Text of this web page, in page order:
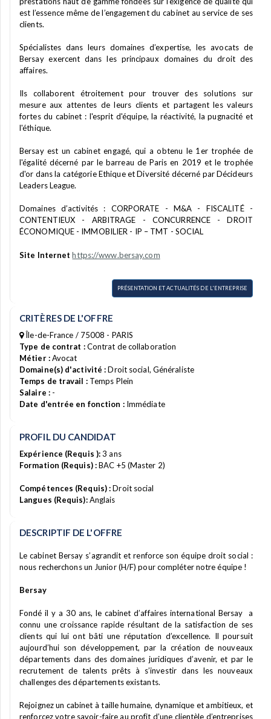
est l’essence même de l’engagement du cabinet au service de ses
clients.
Spécialistes dans leurs domaines d’expertise, les avocats de
Bersay exercent dans les principaux domaines du droit des
affaires.
Ils collaborent étroitement pour trouver des solutions sur
mesure aux attentes de leurs clients et partagent les valeurs
fortes du cabinet : l'esprit d'équipe, la réactivité, la pugnacité et
l'éthique.
Bersay est un cabinet engagé, qui a obtenu le 1er trophée de
l'égalité décerné par le barreau de Paris en 2019 et le trophée
d'or dans la catégorie Ethique et Diversité décerné par Décideurs
Leaders League.
Domaines d’activités : CORPORATE - M&A - FISCALITÉ -
CONTENTIEUX - ARBITRAGE - CONCURRENCE - DROIT
ÉCONOMIQUE - IMMOBILIER - IP – TMT - SOCIAL
Site Internet https://www.bersay.com
PRÉSENTATION ET ACTUALITÉS DE L'ENTREPRISE
CRITÈRES DE L'OFFRE
Île-de-France / 75008 - PARIS
Type de contrat :Contrat de collaboration
Métier :Avocat
Domaine(s) d'activité :Droit social, Généraliste
Temps de travail :Temps Plein
Salaire :-
Date d'entrée en fonction :Immédiate
PROFIL DU CANDIDAT
Expérience (Requis ):3 ans
Formation (Requis) :BAC +5 (Master 2)
Compétences (Requis) :Droit social
Langues (Requis):Anglais
DESCRIPTIF DE L'OFFRE
Le cabinet Bersay s’agrandit et renforce son équipe droit social :
nous recherchons un Junior (H/F) pour compléter notre équipe !
Bersay
Fondé il y a 30 ans, le cabinet d’affaires international Bersay a
connu une croissance rapide résultant de la satisfaction de ses
clients qui lui ont bâti une réputation d’excellence. Il poursuit
aujourd’hui son développement, par la création de nouveaux
départements dans des domaines juridiques d’avenir, et par le
recrutement de talents prêts à s’investir dans les nouveaux
challenges des départements existants.
Rejoignez un cabinet à taille humaine, dynamique et ambitieux, et
renforcez votre savoir-faire au profit d’une clientèle d’entreprises